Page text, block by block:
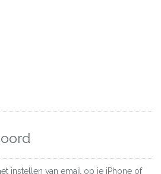
instellen van email op je iPhone of